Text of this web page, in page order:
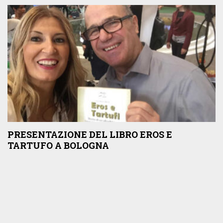
PRESENTAZIONE DEL LIBRO EROS E
TARTUFO A BOLOGNA